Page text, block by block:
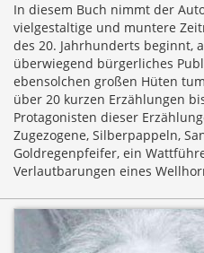
In diesem Buch nimmt der
vielgestaltige und muntere
des 20. Jahrhunderts beginnt,
überwiegend bürgerliches
ebensolchen großen Hüten
über 20 kurzen Erzählungen
Protagonisten dieser
Zugezogene, Silberpappeln,
Goldregenpfeifer, ein
Verlautbarungen eines